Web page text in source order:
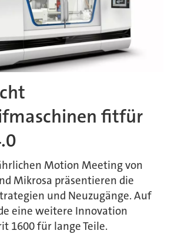
fitfür
Motion Meeting von
Mikrosa präsentieren die
und Neuzugänge. Auf
eine weitere Innovation
1600 für lange Teile.